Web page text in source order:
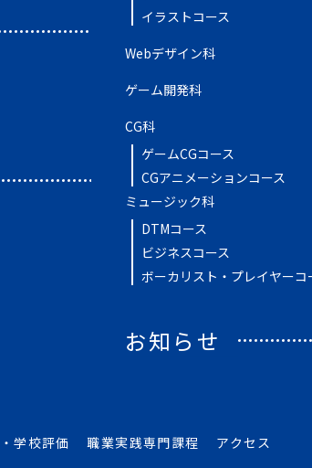
イラストコース
Webデザイン科
ゲーム開発科
CG科
ゲームCGコース
CGアニメーションコース
ミュージック科
DTMコース
ビジネスコース
ボーカリスト・プレイヤーコ
お知らせ
学校評価 職業実践専門課程
アクセス